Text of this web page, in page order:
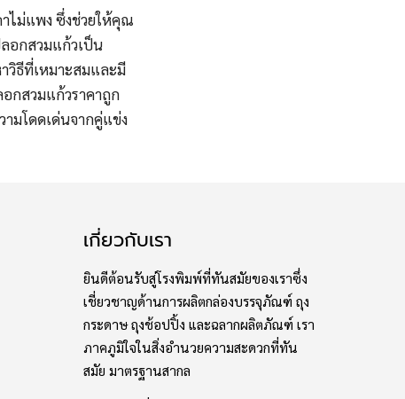
ไม่แพง ซึ่งช่วยให้คุณ
อกสวมแก้วเป็น
วิธีที่เหมาะสมและมี
กสวมแก้วราคาถูก
มโดดเด่นจากคู่แข่ง
เกี่ยวกับเรา
ยินดีต้อนรับสู่โรงพิมพ์ที่ทันสมัยของเราซึ่ง
เชี่ยวชาญด้านการผลิตกล่องบรรจุภัณฑ์ ถุง
กระดาษ ถุงช้อปปิ้ง และฉลากผลิตภัณฑ์ เรา
ภาคภูมิใจในสิ่งอำนวยความสะดวกที่ทัน
สมัย มาตรฐานสากล